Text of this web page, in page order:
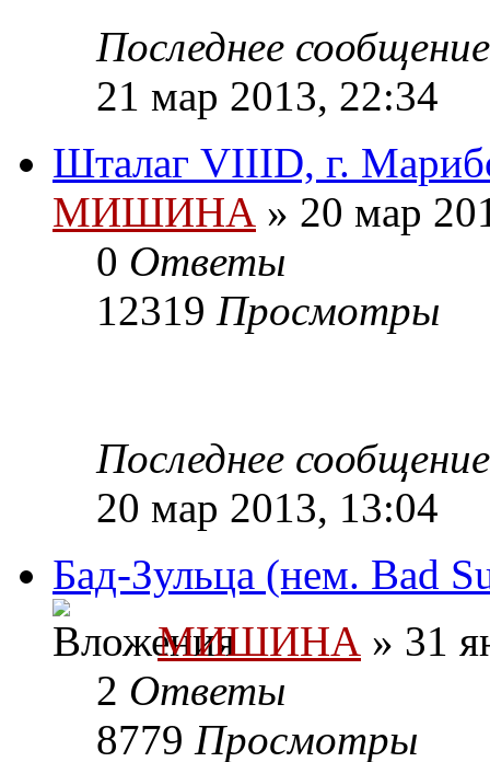
Последнее
21 мар 2013, 22:34
Шталаг VIIID, г.
МИШИНА » 20 мар
0 Ответы
12319 Просмотры
Последнее
20 мар 2013, 13:04
Бад-Зульца (нем. Bad
МИШИНА » 31
2 Ответы
8779 Просмотры